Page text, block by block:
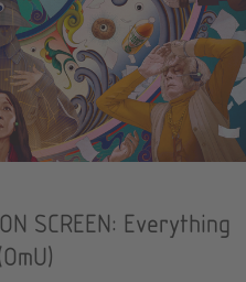
SCREEN: Everything